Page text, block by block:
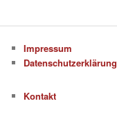
Impressum
Datenschutzerklärung
Kontakt